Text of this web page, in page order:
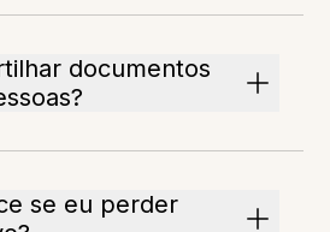
documentos
se eu perder